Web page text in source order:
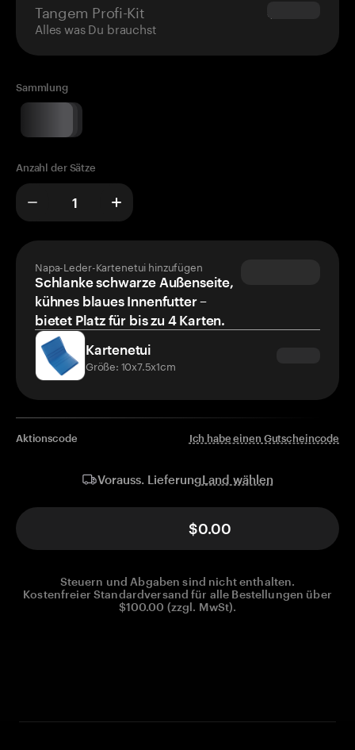
Tangem Profi-Kit
Alles was Du brauchst
$180.00
Sammlung
Anzahl der Sätze
Napa-Leder-Kartenetui hinzufügen
Schlanke schwarze Außenseite,
kühnes blaues Innenfutter –
bietet Platz für bis zu 4 Karten.
Kartenetui
Größe: 10x7.5x1cm
Aktionscode Ich habe einen Gutscheincode
Vorauss. LieferungLand wählen
$0.00
Steuern und Abgaben sind nicht enthalten.
Kostenfreier Standardversand für alle Bestellungen über
$100.00 (zzgl. MwSt).